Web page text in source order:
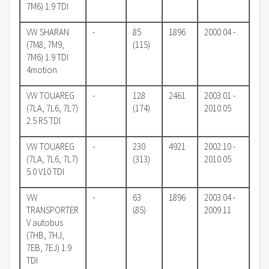
7M6) 1.9 TDI
VW SHARAN
(7M8, 7M9,
7M6) 1.9 TDI
4motion
-
85
(115)
1896 2000.04 - .
VW TOUAREG
(7LA, 7L6, 7L7)
2.5 R5 TDI
-
128
(174)
2461
2003.01 -
2010.05
VW TOUAREG
(7LA, 7L6, 7L7)
5.0 V10 TDI
-
230
(313)
4921
2002.10 -
2010.05
VW
TRANSPORTER
V autobus
(7HB, 7HJ,
7EB, 7EJ) 1.9
TDI
-
63
(85)
1896
2003.04 -
2009.11